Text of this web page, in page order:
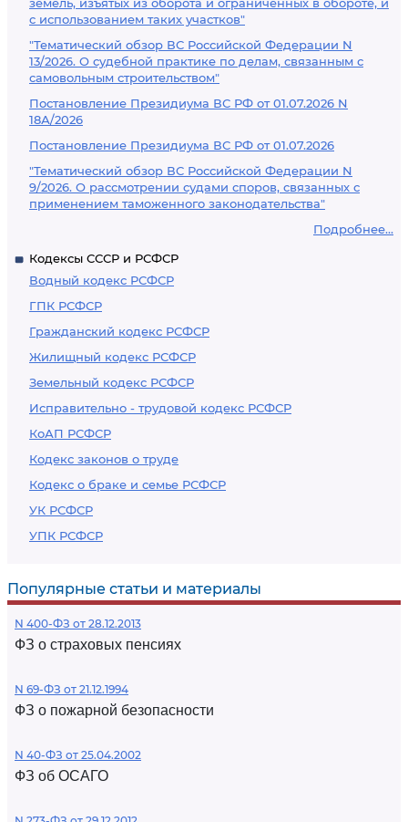
с использованием таких участков"
"Тематический обзор ВС Российской Федерации N
13/2026. О судебной практике по делам, связанным с
самовольным строительством"
Постановление Президиума ВС РФ от 01.07.2026 N
18А/2026
Постановление Президиума ВС РФ от 01.07.2026
"Тематический обзор ВС Российской Федерации N
9/2026. О рассмотрении судами споров, связанных с
применением таможенного законодательства"
Подробнее...
Кодексы СССР и РСФСР
Водный кодекс РСФСР
ГПК РСФСР
Гражданский кодекс РСФСР
Жилищный кодекс РСФСР
Земельный кодекс РСФСР
Исправительно - трудовой кодекс РСФСР
КоАП РСФСР
Кодекс законов о труде
Кодекс о браке и семье РСФСР
УК РСФСР
УПК РСФСР
Популярные статьи и материалы
N 400-ФЗ от 28.12.2013
ФЗ о страховых пенсиях
N 69-ФЗ от 21.12.1994
ФЗ о пожарной безопасности
N 40-ФЗ от 25.04.2002
ФЗ об ОСАГО